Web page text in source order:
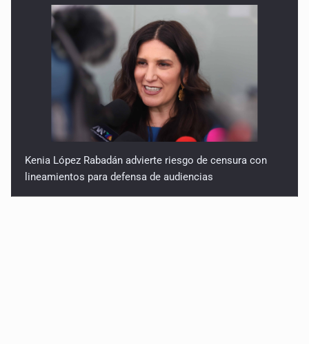
Kenia López Rabadán advierte riesgo de censura con
lineamientos para defensa de audiencias